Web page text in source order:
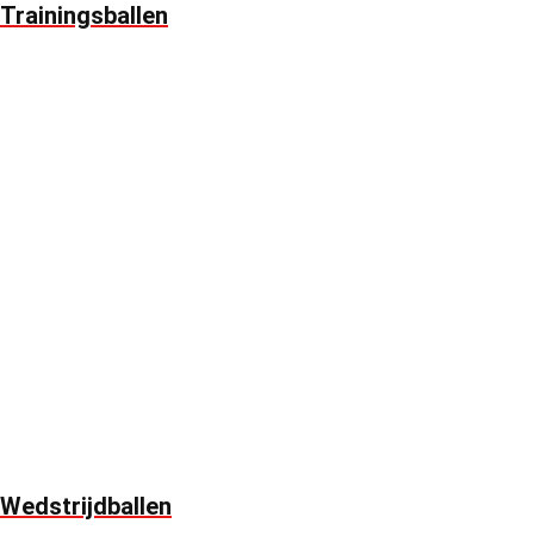
Trainingsballen
Wedstrijdballen